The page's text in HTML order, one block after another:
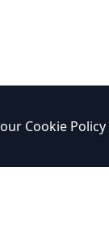
Cookie Policy